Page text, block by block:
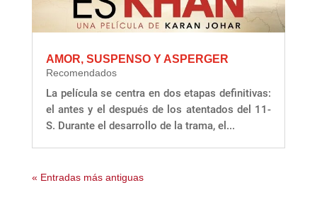
AMOR, SUSPENSO Y ASPERGER
Recomendados
La película se centra en dos etapas definitivas:
el antes y el después de los atentados del 11-
S. Durante el desarrollo de la trama, el...
« Entradas más antiguas